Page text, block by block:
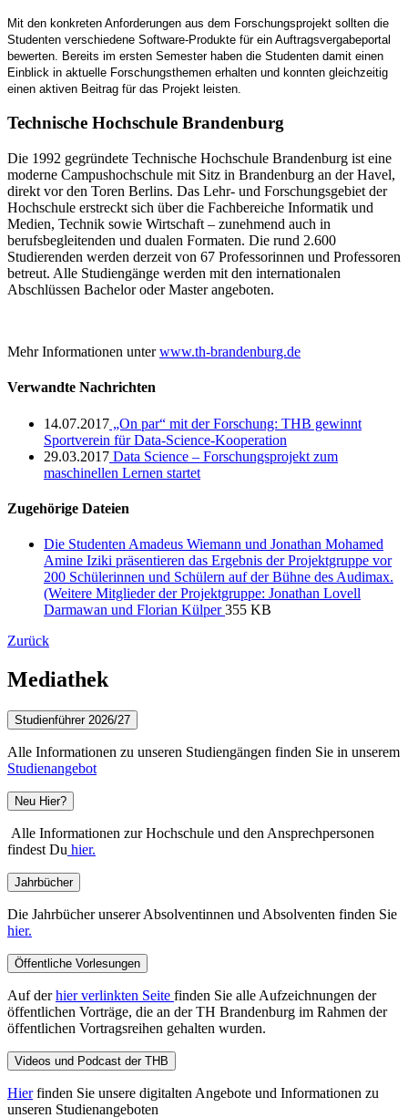
Mit den konkreten Anforderungen aus dem Forschungsprojekt sollten die
Studenten verschiedene Software-Produkte für ein Auftragsvergabeportal
bewerten. Bereits im ersten Semester haben die Studenten damit einen
Einblick in aktuelle Forschungsthemen erhalten und konnten gleichzeitig
einen aktiven Beitrag für das Projekt leisten.
Technische Hochschule Brandenburg
Die 1992 gegründete Technische Hochschule Brandenburg ist eine
moderne Campushochschule mit Sitz in Brandenburg an der Havel,
direkt vor den Toren Berlins. Das Lehr- und Forschungsgebiet der
Hochschule erstreckt sich über die Fachbereiche Informatik und
Medien, Technik sowie Wirtschaft – zunehmend auch in
berufsbegleitenden und dualen Formaten. Die rund 2.600
Studierenden werden derzeit von 67 Professorinnen und Professoren
betreut. Alle Studiengänge werden mit den internationalen
Abschlüssen Bachelor oder Master angeboten.
Mehr Informationen unterwww.th-brandenburg.de
Verwandte Nachrichten
14.07.2017 „On par“ mit der Forschung: THB gewinnt
Sportverein für Data-Science-Kooperation
29.03.2017 Data Science – Forschungsprojekt zum
maschinellen Lernen startet
Zugehörige Dateien
Die Studenten Amadeus Wiemann und Jonathan Mohamed
Amine Iziki präsentieren das Ergebnis der Projektgruppe vor
200 Schülerinnen und Schülern auf der Bühne des Audimax.
(Weitere Mitglieder der Projektgruppe: Jonathan Lovell
Darmawan und Florian Külper355 KB
Zurück
Mediathek
Studienführer 2026/27
Alle Informationen zu unseren Studiengängen finden Sie in unserem
Studienangebot
Neu Hier?
Alle Informationen zur Hochschule und den Ansprechpersonen
findest Du hier.
Jahrbücher
Die Jahrbücher unserer Absolventinnen und Absolventen finden Sie
hier.
Öffentliche Vorlesungen
Auf derhier verlinkten Seite finden Sie alle Aufzeichnungen der
öffentlichen Vorträge, die an der TH Brandenburg im Rahmen der
öffentlichen Vortragsreihen gehalten wurden.
Videos und Podcast der THB
Hierfinden Sie unsere digitalten Angebote und Informationen zu
unseren Studienangeboten